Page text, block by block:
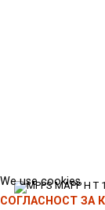
We use cookies
СОГЛАСНОСТ ЗА